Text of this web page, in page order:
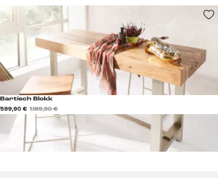
Bartisch Blokk
599,90 € 1.189,90 €